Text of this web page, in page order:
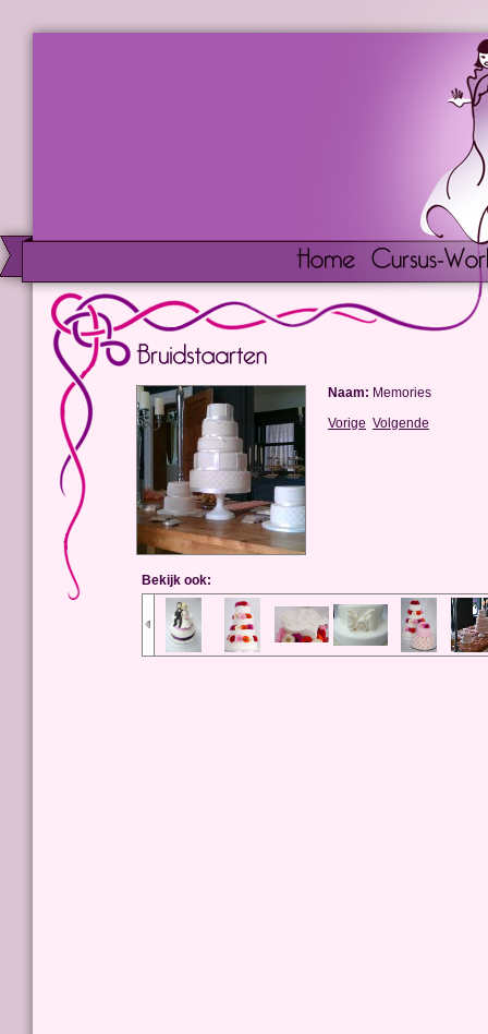
Naam: Memories
Vorige Volgende
Bekijk ook: